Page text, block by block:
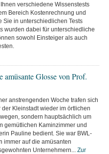
verschiedene Wissenstests
Bereich Kostenrechnung und
Sie in unterschiedlichen Tests
wurden dabei für unterschiedliche
sowohl Einsteiger als auch
Glosse von Prof.
anstrengenden Woche trafen sich
Kleinstadt wieder im örtlichen
sondern hauptsächlich um
gemütlichen Kaminzimmer und
Pauline bedient. Sie war BWL-
immer auf die amüsanten
Unternehmern... Zur